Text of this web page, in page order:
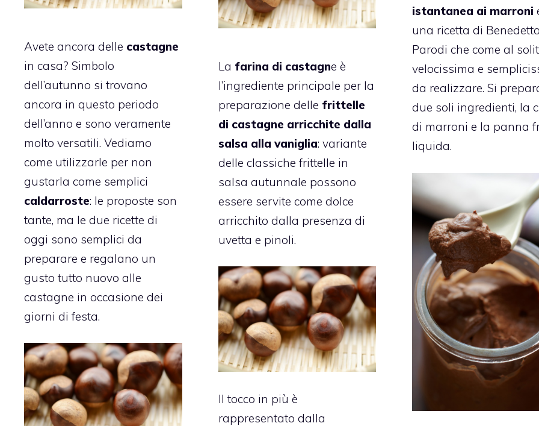
istantanea ai marroni
una ricetta di
Parodi che come al
velocissima e
da realizzare. Si
due soli ingredienti, la
di marroni e la panna
liquida.
Avete ancora delle castagne
in casa? Simbolo
dell’autunno si trovano
ancora in questo periodo
dell’anno e sono veramente
molto versatili. Vediamo
come utilizzarle per non
gustarla come semplici
caldarroste: le proposte son
tante, ma le due ricette di
oggi sono semplici da
preparare e regalano un
gusto tutto nuovo alle
castagne in occasione dei
giorni di festa.
La farina di castagne è
l’ingrediente principale per la
preparazione delle frittelle
di castagne arricchite dalla
salsa alla vaniglia: variante
delle classiche frittelle in
salsa autunnale possono
essere servite come dolce
arricchito dalla presenza di
uvetta e pinoli.
Il tocco in più è
rappresentato dalla